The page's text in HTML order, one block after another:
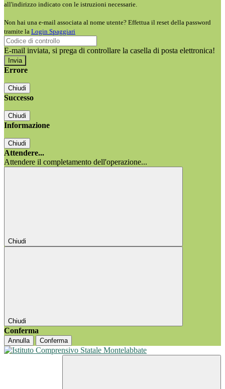
all'indirizzo indicato con le istruzioni necessarie.
Non hai una e-mail associata al nome utente? Effettua il reset della password
tramite la Login Spaggiari
E-mail inviata, si prega di controllare la casella di posta elettronica!
Errore
Chiudi
Successo
Chiudi
Informazione
Chiudi
Attendere...
Attendere il completamento dell'operazione...
Chiudi
Chiudi
Conferma
Annulla Conferma